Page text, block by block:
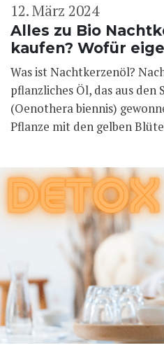
Alles zu Bio
kaufen? Wofür
12. März 2024
Was ist Nachtkerzenöl?
pflanzliches Öl, das aus den
(Oenothera biennis)
Pflanze mit den gelben